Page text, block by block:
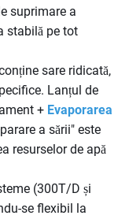
suprimare a
stabilă pe tot
sare ridicată,
Lanțul de
+Evaporarea
a sării" este
resurselor de apă
(300T/D și
se flexibil la